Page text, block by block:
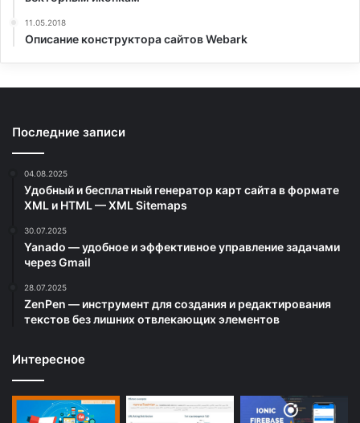
11.05.2018
Описание конструктора сайтов Webark
Последние записи
04.08.2025
Удобный и бесплатный генератор карт сайта в формате
XML и HTML — XML Sitemaps
30.07.2025
Yanado — удобное и эффективное управление задачами
через Gmail
28.07.2025
ZenPen — инструмент для создания и редактирования
текстов без лишних отвлекающих элементов
Интересное